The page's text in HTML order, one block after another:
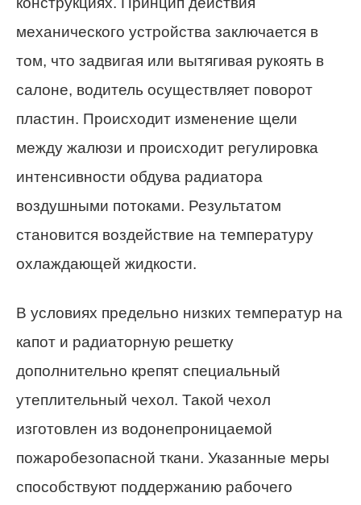
механического устройства заключается в
том, что задвигая или вытягивая рукоять в
салоне, водитель осуществляет поворот
пластин. Происходит изменение щели
между жалюзи и происходит регулировка
интенсивности обдува радиатора
воздушными потоками. Результатом
становится воздействие на температуру
охлаждающей жидкости.
В условиях предельно низких температур на
капот и радиаторную решетку
дополнительно крепят специальный
утеплительный чехол. Такой чехол
изготовлен из водонепроницаемой
пожаробезопасной ткани. Указанные меры
способствуют поддержанию рабочего